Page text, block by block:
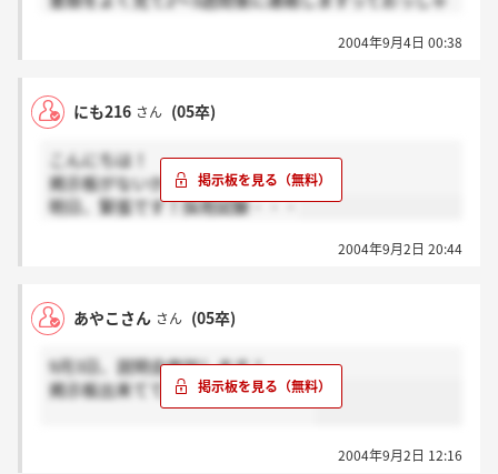
↓
2004年9月4日 00:38
にも216 さん (05卒)
こんにちは！
掲示板がないから作りました笑
明日、緊張です！採用試験・・・
2004年9月2日 20:44
あやこさん さん (05卒)
9月3日、説明会参加します！
掲示板出来ててびっくりしました！
2004年9月2日 12:16